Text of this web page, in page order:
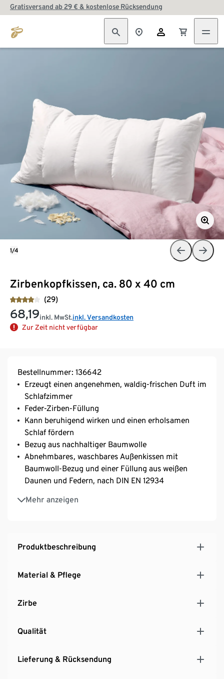
Gratisversand ab 29 € & kostenlose Rücksendung
Zirbenkopfkissen, ca. 80 x 40 cm
(29)
68,19inkl. MwSt.inkl. Versandkosten
Zur Zeit nicht verfügbar
1/4
Bestellnummer: 136642
Erzeugt einen angenehmen, waldig-frischen Duft im
Schlafzimmer
Feder-Zirben-Füllung
Kann beruhigend wirken und einen erholsamen
Schlaf fördern
Bezug aus nachhaltiger Baumwolle
Abnehmbares, waschbares Außenkissen mit
Baumwoll-Bezug und einer Füllung aus weißen
Daunen und Federn, nach DIN EN 12934
Mehr anzeigen
Innenkissen gefüllt mit Federn und Zirbenflocken
Auffrischbar durch einen Tropfen Zirbenöl oder
Entspannt einschlafen, erholt aufwachen
Größe ca. 80 x 40 cm
Produktbeschreibung
Material & Pflege
Zirbe
Qualität
Lieferung & Rücksendung